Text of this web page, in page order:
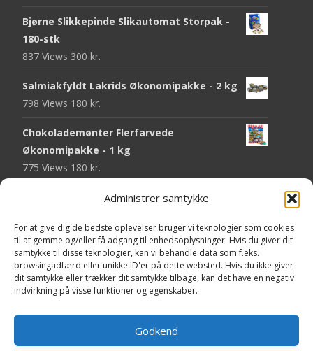
Administrer samtykke
For at give dig de bedste oplevelser bruger vi teknologier som cookies
til at gemme og/eller få adgang til enhedsoplysninger. Hvis du giver dit
samtykke til disse teknologier, kan vi behandle data som f.eks.
browsingadfærd eller unikke ID'er på dette websted. Hvis du ikke giver
dit samtykke eller trækker dit samtykke tilbage, kan det have en negativ
indvirkning på visse funktioner og egenskaber.
Godkend
Bjørne Slikkepinde Slikautomat Storpak -
180-stk
837 Views 300 kr.
Salmiakfyldt Lakrids Økonomipakke - 2 kg
798 Views 180 kr.
Chokolademønter Flerfarvede
Økonomipakke - 1 kg
775 Views 180 kr.
Malaco Stjerner Lakrids - 92 gram
Pringles Hot & Spicy - 165 gram
751 Views40kr.
Fini Krudttønder Tyggegummi